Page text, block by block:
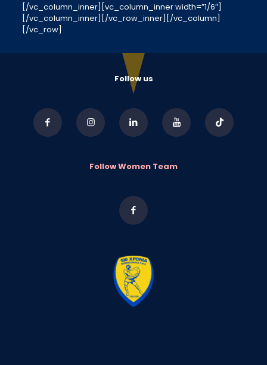
[/vc_column_inner][vc_column_inner width=”1/6″]
[/vc_column_inner][/vc_row_inner][/vc_column]
[/vc_row]
Follow us
Follow Women Team